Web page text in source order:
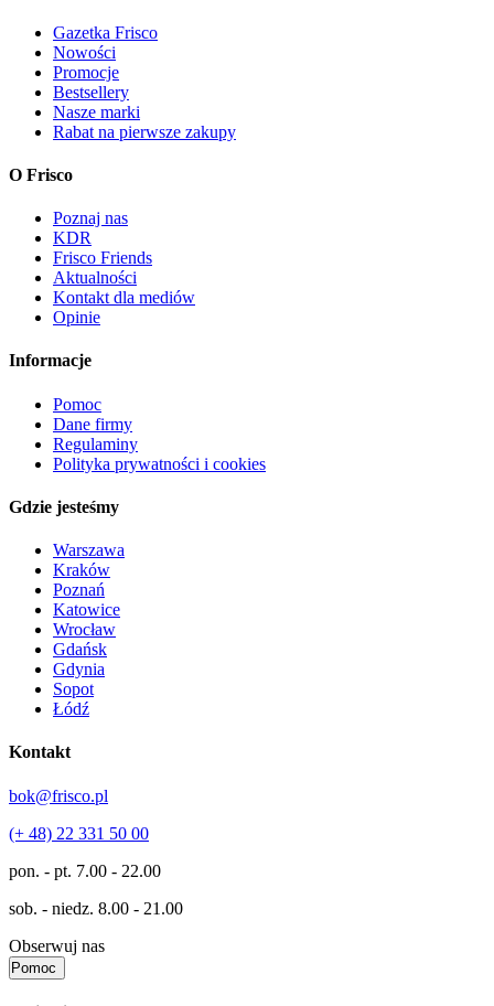
Gazetka Frisco
Nowości
Promocje
Bestsellery
Nasze marki
Rabat na pierwsze zakupy
O Frisco
Poznaj nas
KDR
Frisco Friends
Aktualności
Kontakt dla mediów
Opinie
Informacje
Pomoc
Dane firmy
Regulaminy
Polityka prywatności i cookies
Gdzie jesteśmy
Warszawa
Kraków
Poznań
Katowice
Wrocław
Gdańsk
Gdynia
Sopot
Łódź
Kontakt
bok@frisco.pl
(+ 48) 22 331 50 00
pon. - pt. 7.00 - 22.00
sob. - niedz. 8.00 - 21.00
Obserwuj nas
Pomoc